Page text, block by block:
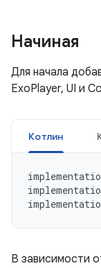
Начиная
Для начала
ExoPlayer, UI и
Котлин
В зависимости